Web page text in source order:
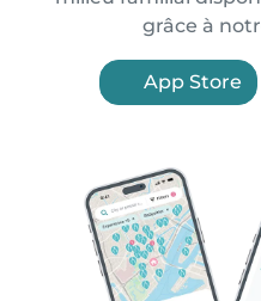
grâce à
App Store